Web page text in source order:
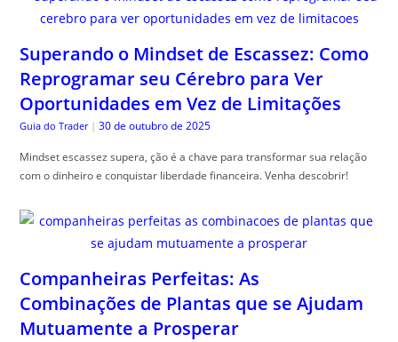
Superando o Mindset de Escassez: Como
Reprogramar seu Cérebro para Ver
Oportunidades em Vez de Limitações
Guia do Trader | 30 de outubro de 2025
Mindset escassez supera, ção é a chave para transformar sua relação
com o dinheiro e conquistar liberdade financeira. Venha descobrir!
Companheiras Perfeitas: As
Combinações de Plantas que se Ajudam
Mutuamente a Prosperar